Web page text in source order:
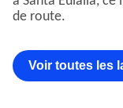
de route.
Voir toutes les